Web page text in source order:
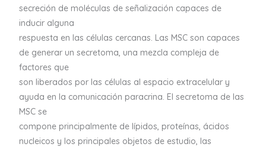
secreción de moléculas de señalización capaces de
inducir alguna
respuesta en las células cercanas. Las MSC son capaces
de generar un secretoma, una mezcla compleja de
factores que
son liberados por las células al espacio extracelular y
ayuda en la comunicación paracrina. El secretoma de las
MSC se
compone principalmente de lípidos, proteínas, ácidos
nucleicos y los principales objetos de estudio, las